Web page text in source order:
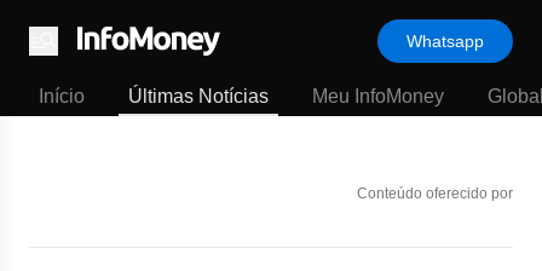
Menu
Whatsapp
Início Últimas Notícias Meu InfoMoney
Conteúdo oferecido por